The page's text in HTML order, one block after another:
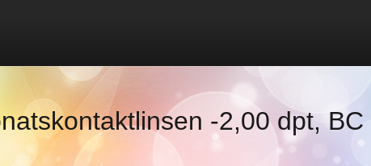
-2,00 dpt,